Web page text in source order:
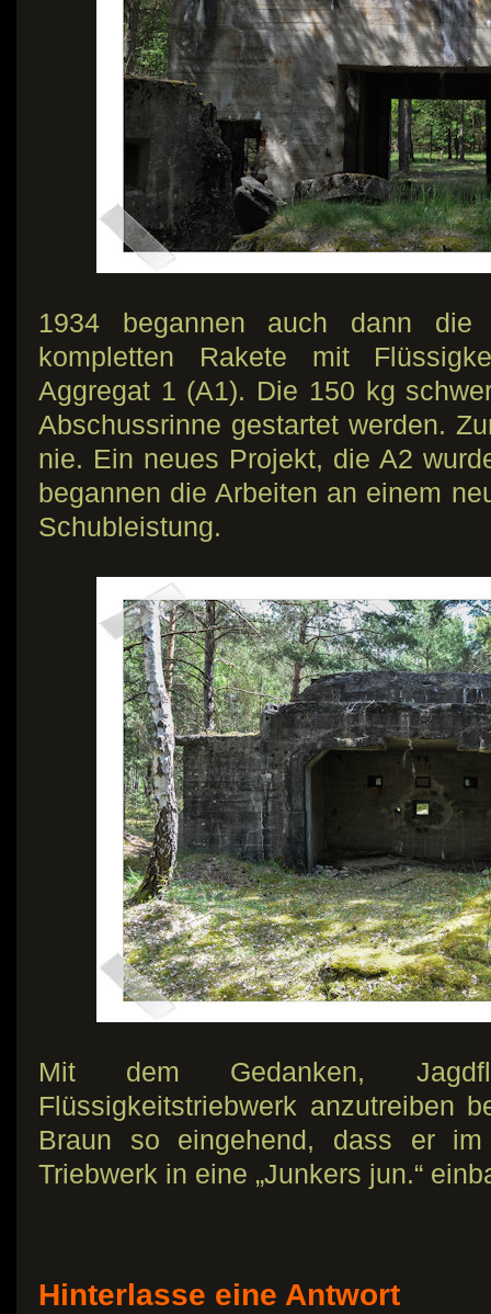
1934 begannen auch dann
kompletten Rakete mit
Aggregat 1 (A1). Die 150 kg
Abschussrinne gestartet werden.
nie. Ein neues Projekt, die A2
begannen die Arbeiten an einem
Schubleistung.
Mit dem Gedanken,
Flüssigkeitstriebwerk anzutreiben
Braun so eingehend, dass er
Triebwerk in eine „Junkers jun.“
Hinterlasse eine Antwort